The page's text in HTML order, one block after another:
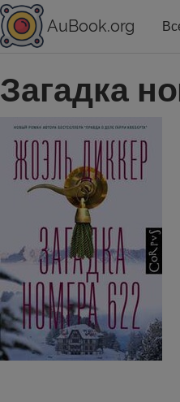
AuBook.org
Загадка